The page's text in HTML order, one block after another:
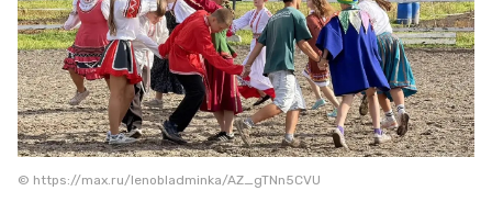
© https://max.ru/lenobladminka/AZ_gTNn5CVU